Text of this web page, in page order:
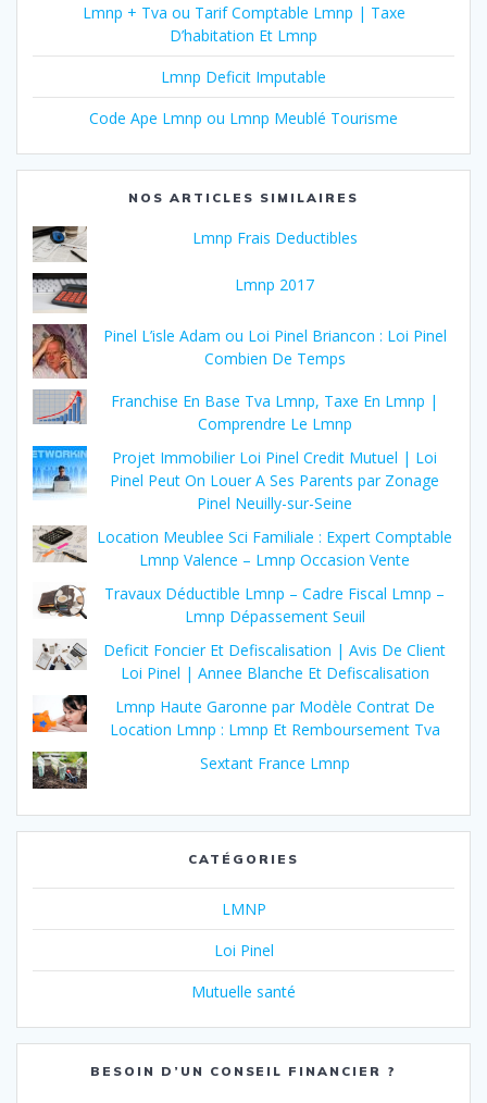
Lmnp + Tva ou Tarif Comptable Lmnp | Taxe
D’habitation Et Lmnp
Lmnp Deficit Imputable
Code Ape Lmnp ou Lmnp Meublé Tourisme
NOS ARTICLES SIMILAIRES
Lmnp Frais Deductibles
Lmnp 2017
Pinel L’isle Adam ou Loi Pinel Briancon : Loi Pinel
Combien De Temps
Franchise En Base Tva Lmnp, Taxe En Lmnp |
Comprendre Le Lmnp
Projet Immobilier Loi Pinel Credit Mutuel | Loi
Pinel Peut On Louer A Ses Parents par Zonage
Pinel Neuilly-sur-Seine
Location Meublee Sci Familiale : Expert Comptable
Lmnp Valence – Lmnp Occasion Vente
Travaux Déductible Lmnp – Cadre Fiscal Lmnp –
Lmnp Dépassement Seuil
Deficit Foncier Et Defiscalisation | Avis De Client
Loi Pinel | Annee Blanche Et Defiscalisation
Lmnp Haute Garonne par Modèle Contrat De
Location Lmnp : Lmnp Et Remboursement Tva
Sextant France Lmnp
CATÉGORIES
LMNP
Loi Pinel
Mutuelle santé
BESOIN D’UN CONSEIL FINANCIER ?